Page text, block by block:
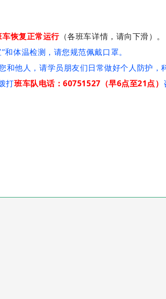
车恢复正常运行（各班车详情，请向下滑）。
和体温检测，请您规范佩戴口罩。
他人，请学员朋友们日常做好个人防护，
打班车队电话：60751527（早6点至21点）